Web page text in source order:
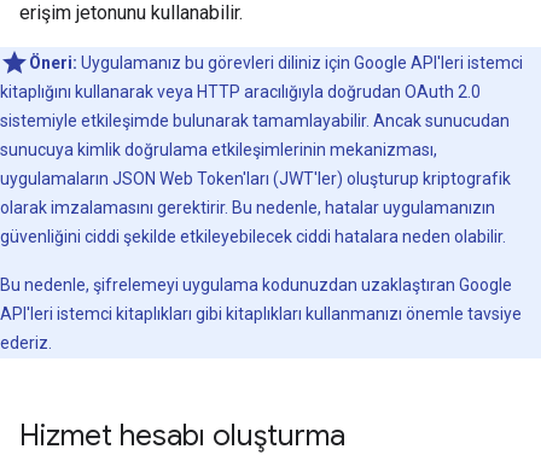
erişim jetonunu kullanabilir.
Öneri: Uygulamanız bu görevleri diliniz için Google API'leri istemci
kitaplığını kullanarak veya HTTP aracılığıyla doğrudan OAuth 2.0
sistemiyle etkileşimde bulunarak tamamlayabilir. Ancak sunucudan
sunucuya kimlik doğrulama etkileşimlerinin mekanizması,
uygulamaların JSON Web Token'ları (JWT'ler) oluşturup kriptografik
olarak imzalamasını gerektirir. Bu nedenle, hatalar uygulamanızın
güvenliğini ciddi şekilde etkileyebilecek ciddi hatalara neden olabilir.
Bu nedenle, şifrelemeyi uygulama kodunuzdan uzaklaştıran Google
API'leri istemci kitaplıkları gibi kitaplıkları kullanmanızı önemle tavsiye
ederiz.
Hizmet hesabı oluşturma